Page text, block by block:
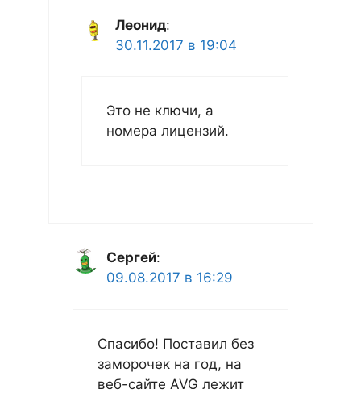
Леонид:
30.11.2017 в 19:04
Это не ключи, а
номера лицензий.
Сергей:
09.08.2017 в 16:29
Спасибо! Поставил без
заморочек на год, на
веб-сайте AVG лежит